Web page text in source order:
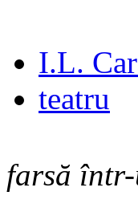
I.L.
teatru
farsă